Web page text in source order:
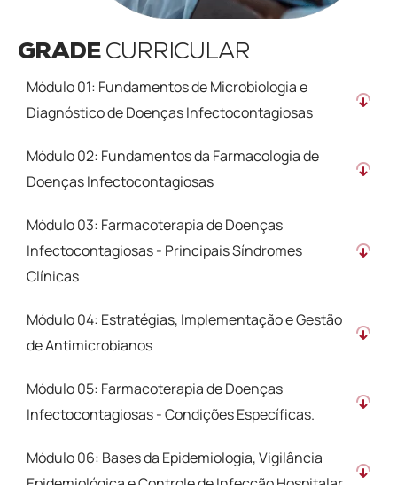
GRADE CURRICULAR
Módulo 01: Fundamentos de Microbiologia e
Diagnóstico de Doenças Infectocontagiosas
Módulo 02: Fundamentos da Farmacologia de
Doenças Infectocontagiosas
Módulo 03: Farmacoterapia de Doenças
Infectocontagiosas - Principais Síndromes
Clínicas
Módulo 04: Estratégias, Implementação e Gestão
de Antimicrobianos
Módulo 05: Farmacoterapia de Doenças
Infectocontagiosas - Condições Específicas.
Módulo 06: Bases da Epidemiologia, Vigilância